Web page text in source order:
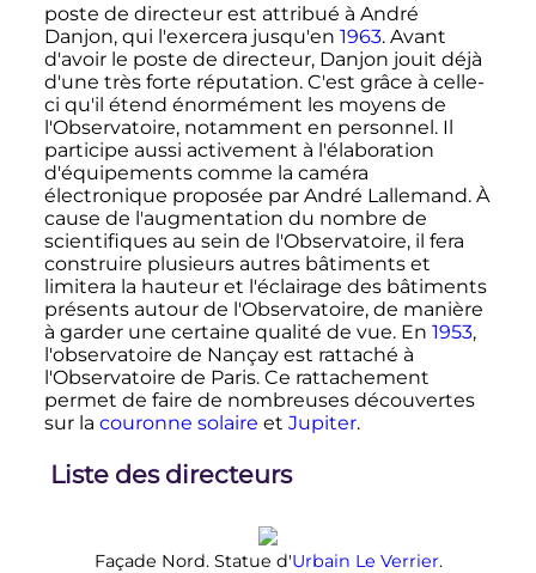
poste de directeur est attribué à André
Danjon, qui l'exercera jusqu'en 1963. Avant
d'avoir le poste de directeur, Danjon jouit déjà
d'une très forte réputation. C'est grâce à celle-
ci qu'il étend énormément les moyens de
l'Observatoire, notamment en personnel. Il
participe aussi activement à l'élaboration
d'équipements comme la caméra
électronique proposée par André Lallemand. À
cause de l'augmentation du nombre de
scientifiques au sein de l'Observatoire, il fera
construire plusieurs autres bâtiments et
limitera la hauteur et l'éclairage des bâtiments
présents autour de l'Observatoire, de manière
à garder une certaine qualité de vue. En 1953,
l'observatoire de Nançay est rattaché à
l'Observatoire de Paris. Ce rattachement
permet de faire de nombreuses découvertes
sur la couronne solaire et Jupiter.
Liste des directeurs
Façade Nord. Statue d'Urbain Le Verrier.